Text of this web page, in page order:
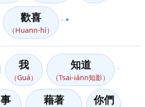
歡喜
（Huann-hí）
； ▶️
我
（Guá）
知道
（Tsai-iánn知影）
事 藉著 你們